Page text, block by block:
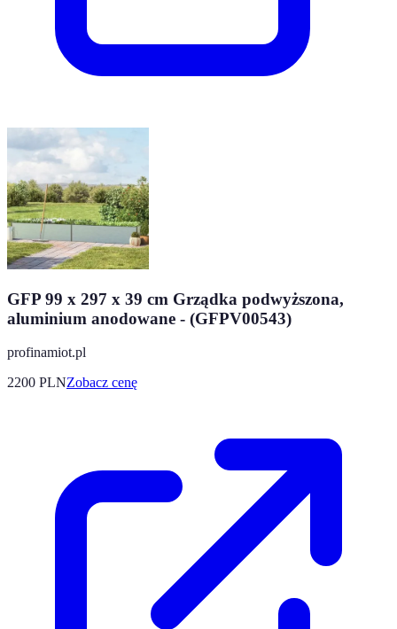
GFP 99 x 297 x 39 cm Grządka podwyższona,
aluminium anodowane - (GFPV00543)
profinamiot.pl
2200 PLNZobacz cenę